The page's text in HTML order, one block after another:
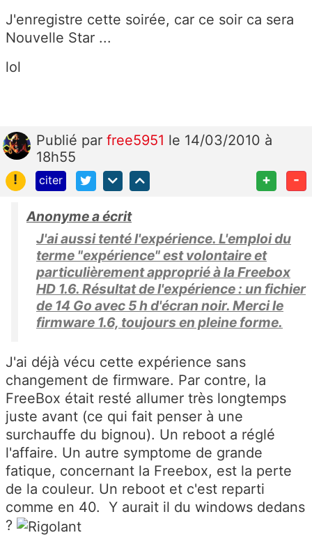
J'enregistre cette soirée, car ce soir ca sera
Nouvelle Star ...
lol
Publié par free5951 le 14/03/2010 à
18h55
!
citer + -
Anonyme a écrit
J'ai aussi tenté l'expérience. L'emploi du
terme "expérience" est volontaire et
particulièrement approprié à la Freebox
HD 1.6. Résultat de l'expérience : un fichier
de 14 Go avec 5 h d'écran noir. Merci le
firmware 1.6, toujours en pleine forme.
J'ai déjà vécu cette expérience sans
changement de firmware. Par contre, la
FreeBox était resté allumer très longtemps
juste avant (ce qui fait penser à une
surchauffe du bignou). Un reboot a réglé
l'affaire. Un autre symptome de grande
fatique, concernant la Freebox, est la perte
de la couleur. Un reboot et c'est reparti
comme en 40. Y aurait il du windows dedans
?